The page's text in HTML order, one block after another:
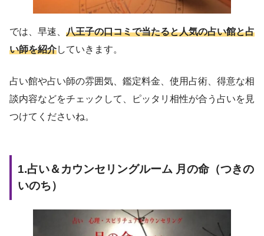
では、早速、 八王子の口コミで当たると人気の占い館と占
い師を紹介していきます。
占い館や占い師の雰囲気、鑑定料金、使用占術、得意な相
談内容などをチェックして、ピッタリ相性が合う占いを見
つけてくださいね。
1.占い＆カウンセリングルーム 月の命（つきの
いのち）